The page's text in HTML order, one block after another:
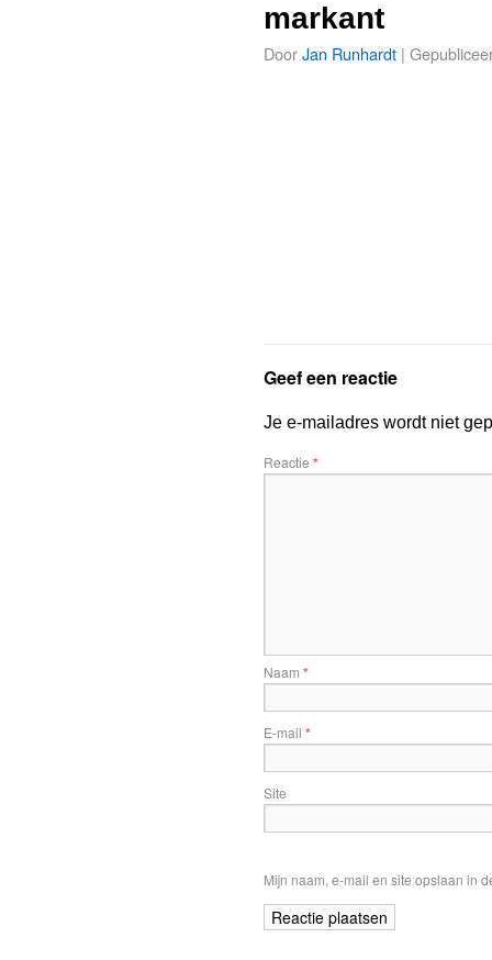
markant
DoorJan Runhardt |
Geef een reactie
Je e-mailadres wordt niet
Reactie *
Naam *
E-mail *
Site
Mijn naam, e-mail en site opslaan in